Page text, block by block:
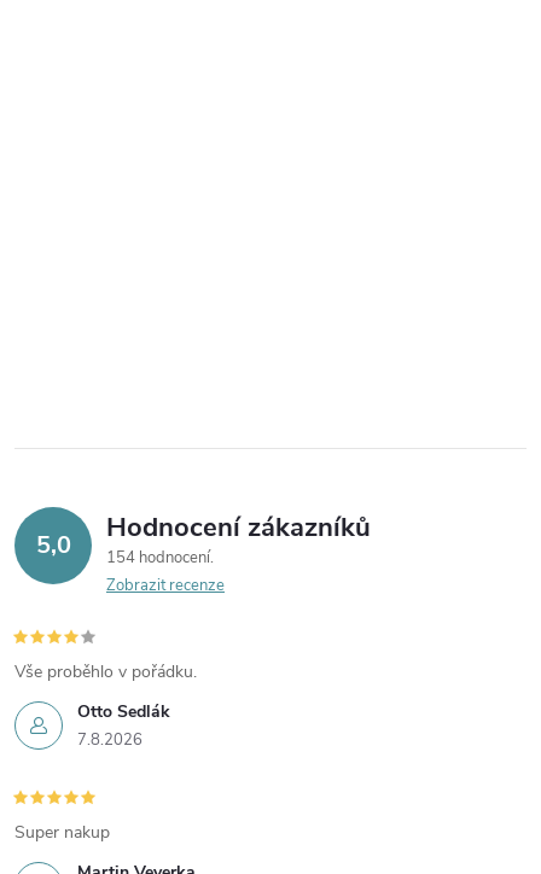
5,0 Hodnocení zákazníků
154 hodnocení
Zobrazit recenze
Otto Sedlák
7.8.2026
Vše proběhlo v pořádku.
Super nakup